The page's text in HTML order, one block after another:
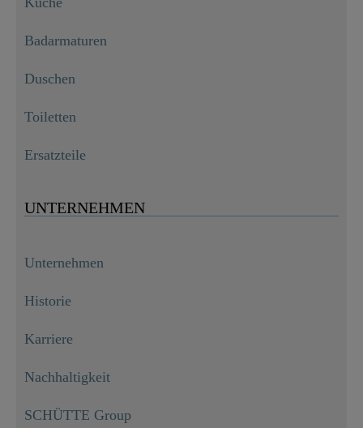
Badarmaturen
Duschen
Toiletten
Ersatzteile
UNTERNEHMEN
Unternehmen
Historie
Karriere
Nachhaltigkeit
SCHÜTTE Group